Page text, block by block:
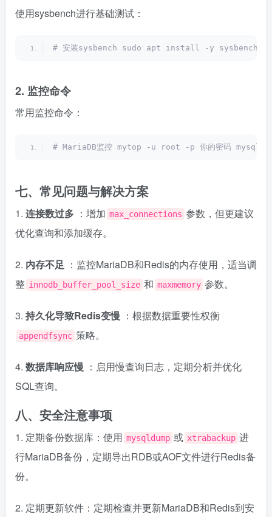
使用sysbench进行基础测试：
# 安装sysbench sudo apt install -y sysbench #
2. 监控命令
常用监控命令：
# MariaDB监控 mytop -u root -p 你的密码
七、常见问题与解决方案
1. 连接数过多 ：增加 max_connections 参数，但更建议
优化查询和添加缓存。
2. 内存不足 ：监控MariaDB和Redis的内存使用，适当调
整 innodb_buffer_pool_size 和 maxmemory 参数。
3. 持久化导致Redis变慢 ：根据数据重要性权衡
appendfsync 策略。
4. 数据库响应慢 ：启用慢查询日志，定期分析并优化
SQL查询。
八、安全注意事项
1. 定期备份数据库：使用 mysqldump 或 xtrabackup 进
行MariaDB备份，定期导出RDB或AOF文件进行Redis备
份。
2. 定期更新软件：定期检查并更新MariaDB和Redis到安